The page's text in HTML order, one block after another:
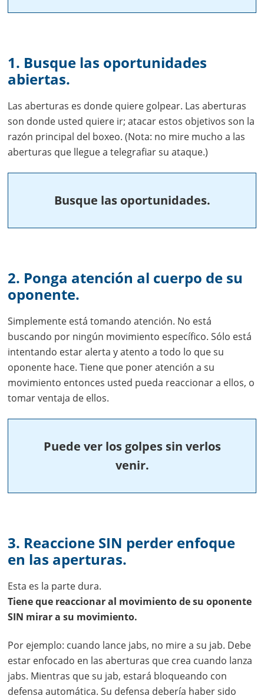
1. Busque las oportunidades
abiertas.
Las aberturas es donde quiere golpear. Las aberturas
son donde usted quiere ir; atacar estos objetivos son la
razón principal del boxeo. (Nota: no mire mucho a las
aberturas que llegue a telegrafiar su ataque.)
Busque las oportunidades.
2. Ponga atención al cuerpo de su
oponente.
Simplemente está tomando atención. No está
buscando por ningún movimiento específico. Sólo está
intentando estar alerta y atento a todo lo que su
oponente hace. Tiene que poner atención a su
movimiento entonces usted pueda reaccionar a ellos, o
tomar ventaja de ellos.
Puede ver los golpes sin verlos
venir.
3. Reaccione SIN perder enfoque
en las aperturas.
Esta es la parte dura.
Tiene que reaccionar al movimiento de su oponente
SIN mirar a su movimiento.
Por ejemplo: cuando lance jabs, no mire a su jab. Debe
estar enfocado en las aberturas que crea cuando lanza
jabs. Mientras que su jab, estará bloqueando con
defensa automática. Su defensa debería haber sido